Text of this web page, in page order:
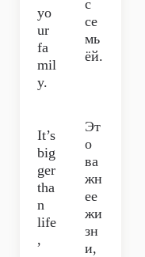
yo
ur
fa
mil
y.
с
се
мь
ёй.
It’s
big
ger
tha
n
life
,
Эт
о
ва
жн
ее
жи
зн
и,